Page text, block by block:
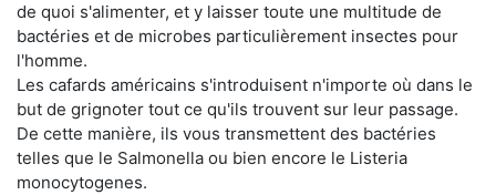
de quoi s'alimenter, et y laisser toute une multitude de
bactéries et de microbes particulièrement insectes pour
l'homme.
Les cafards américains s'introduisent n'importe où dans le
but de grignoter tout ce qu'ils trouvent sur leur passage.
De cette manière, ils vous transmettent des bactéries
telles que le Salmonella ou bien encore le Listeria
monocytogenes.